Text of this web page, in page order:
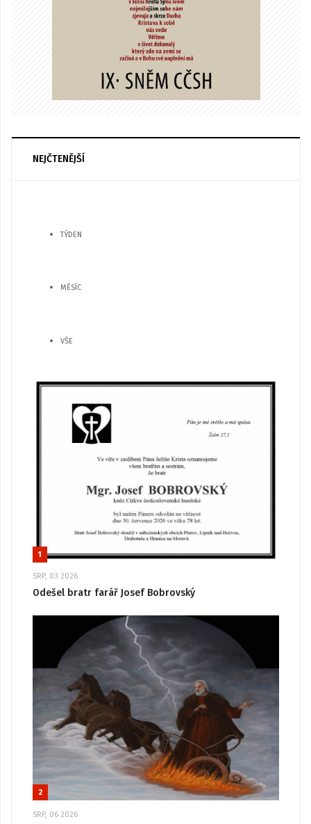
NEJČTENĚJŠÍ
TÝDEN
MĚSÍC
VŠE
1
SRP, 03 2026
Odešel bratr farář Josef Bobrovský
2
SRP, 06 2026